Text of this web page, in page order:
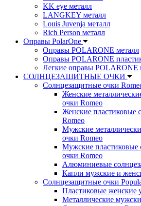
KK eye металл
LANGKEY металл
Louis Juvenja металл
Rich Person металл
Оправы PolarOne
Оправы POLARONE металл
Оправы POLARONE
Легкие оправы POLARONE
СОЛНЦЕЗАЩИТНЫЕ ОЧКИ
Солнцезащитные очки
Женские
очки Romeo
Женские пластиковые
Romeo
Мужские
очки Romeo
Мужские пластиковые
очки Romeo
Алюминиевые
Капли мужские и
Солнцезащитные очки
Пластиковые женские
Металлические